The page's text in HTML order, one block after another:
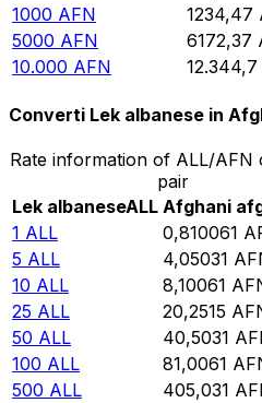
1000 AFN 1234,47
5000 AFN 6172,37
10.000 AFN 12.344,7
Converti Lek albanese in
Rate information of ALL/AFN
pair
Lek albaneseALL Afghani
1 ALL 0,810061
5 ALL 4,05031
10 ALL 8,10061
25 ALL 20,2515
50 ALL 40,5031
100 ALL 81,0061
500 ALL 405,031